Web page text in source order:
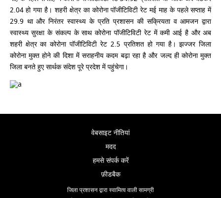
2.04 हो गया है। शहरी क्षेत्र का कोरोना पॉजीटिविटी रेट मई माह के पहले सप्ताह में
29.9 था और निरंतर स्वास्थ्य के प्रति प्रशासन की सक्रियता व आमजन द्वारा
स्वास्थ्य सुरक्षा के संकल्प के साथ कोरोना पॉजीटिविटी रेट में कमी आई है और अब
शहरी क्षेत्र का कोरोना पॉजीटिविटी रेट 2.5 प्रतिशत हो गया है। झज्जर जिला
कोरोना मुक्त होने की दिशा में सराहनीय कदम बढ़ा रहा है और जल्द ही कोरोना मुक्त
जिला बनते हुए सार्थक संदेश पूरे प्रदेश में पहुंचेगा।
वेबसाइट नीतियां
मदद
हमसे संपर्क करें
फ़ीडबैक
जिला प्रशासन द्वारा स्वामित्व वाली सामग्री